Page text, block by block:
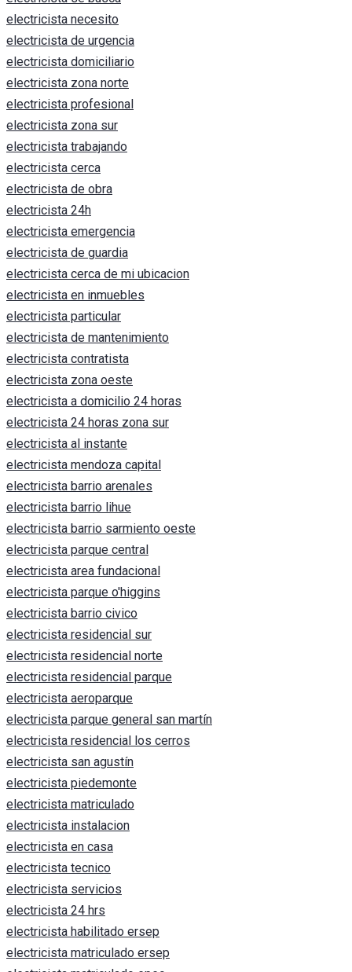
electricista necesito
electricista de urgencia
electricista domiciliario
electricista zona norte
electricista profesional
electricista zona sur
electricista trabajando
electricista cerca
electricista de obra
electricista 24h
electricista emergencia
electricista de guardia
electricista cerca de mi ubicacion
electricista en inmuebles
electricista particular
electricista de mantenimiento
electricista contratista
electricista zona oeste
electricista a domicilio 24 horas
electricista 24 horas zona sur
electricista al instante
electricista mendoza capital
electricista barrio arenales
electricista barrio lihue
electricista barrio sarmiento oeste
electricista parque central
electricista area fundacional
electricista parque o'higgins
electricista barrio civico
electricista residencial sur
electricista residencial norte
electricista residencial parque
electricista aeroparque
electricista parque general san martín
electricista residencial los cerros
electricista san agustín
electricista piedemonte
electricista matriculado
electricista instalacion
electricista en casa
electricista tecnico
electricista servicios
electricista 24 hrs
electricista habilitado ersep
electricista matriculado ersep